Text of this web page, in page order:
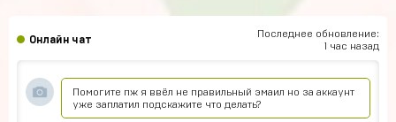
Онлайн чат
Последнее обновление:
1 час назад
TOP
Помогите пж я ввёл не правильный эмаил но за аккаунт
уже заплатил подскажите что делать?